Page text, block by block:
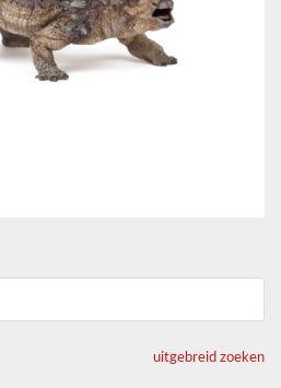
uitgebreid zoeken